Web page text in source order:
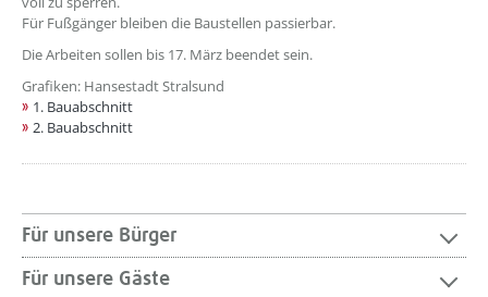
Für Fußgänger bleiben die Baustellen passierbar.
Die Arbeiten sollen bis 17. März beendet sein.
Grafiken: Hansestadt Stralsund
1. Bauabschnitt
2. Bauabschnitt
Für unsere Bürger
Für unsere Gäste